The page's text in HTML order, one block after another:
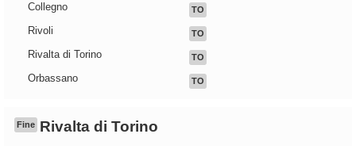
Collegno TO
Rivoli TO
Rivalta di Torino TO
Orbassano TO
Fine Rivalta di Torino